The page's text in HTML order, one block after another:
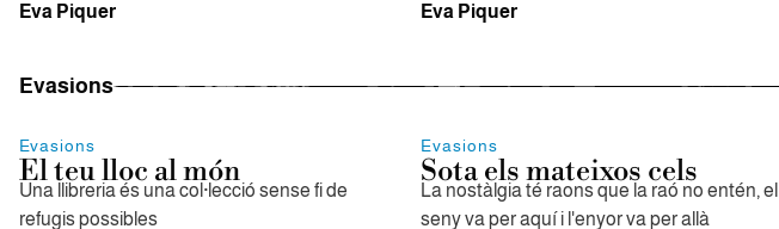
Eva Piquer
Eva Piquer
Evasions
Evasions
El teu lloc al món
Una llibreria és una col·lecció sense fi de
refugis possibles
Evasions
Sota els mateixos cels
La nostàlgia té raons que la raó no entén, el
seny va per aquí i l'enyor va per allà